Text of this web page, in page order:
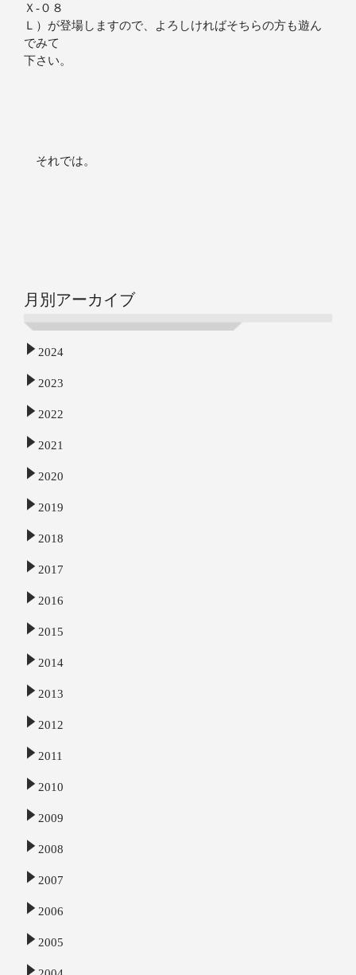
Ｘ-０８
Ｌ）が登場しますので、よろしければそちらの方も遊ん
でみて
下さい。
それでは。
月別アーカイブ
2024
2023
2022
2021
2020
2019
2018
2017
2016
2015
2014
2013
2012
2011
2010
2009
2008
2007
2006
2005